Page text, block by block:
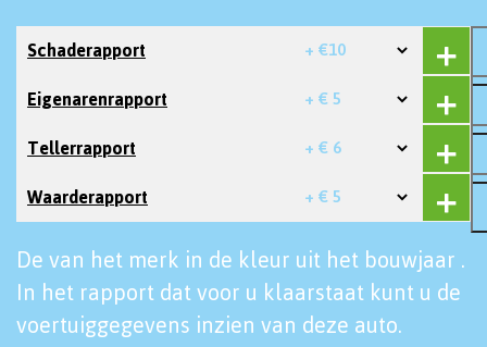
Schaderapport + €10
Eigenarenrapport + € 5
Tellerrapport + € 6
Waarderapport + € 5
De van het merk in de kleur uit het bouwjaar .
In het rapport dat voor u klaarstaat kunt u de
voertuiggegevens inzien van deze auto.